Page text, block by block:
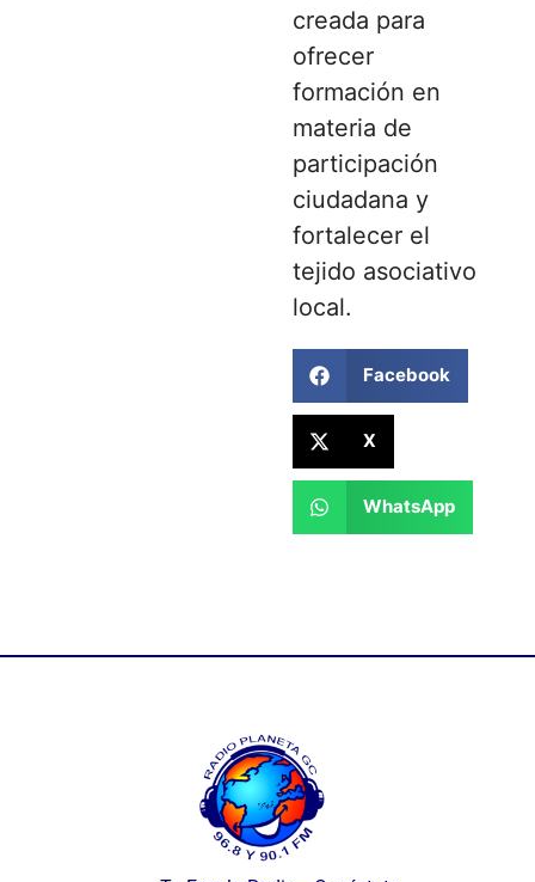
creada para
ofrecer
formación en
materia de
participación
ciudadana y
fortalecer el
tejido asociativo
local.
Facebook
X
WhatsApp